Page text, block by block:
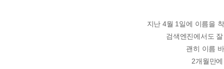
지난 4월 1일에 이름을
검색엔진에서도
괜히 이름
2개월만